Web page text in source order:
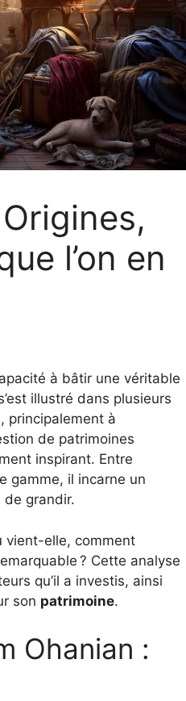
l’on en
à bâtir une véritable
illustré dans plusieurs
principalement à
de patrimoines
inspirant. Entre
gamme, il incarne un
de grandir.
vient-elle, comment
? Cette analyse
qu’il a investis, ainsi
son patrimoine.
Ohanian :